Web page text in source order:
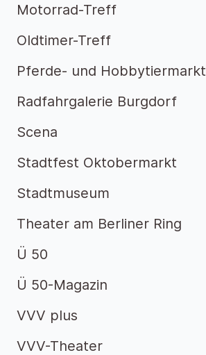
Motorrad-Treff
Oldtimer-Treff
Pferde- und Hobbytiermarkt
Radfahrgalerie Burgdorf
Scena
Stadtfest Oktobermarkt
Stadtmuseum
Theater am Berliner Ring
Ü 50
Ü 50-Magazin
VVV plus
VVV-Theater